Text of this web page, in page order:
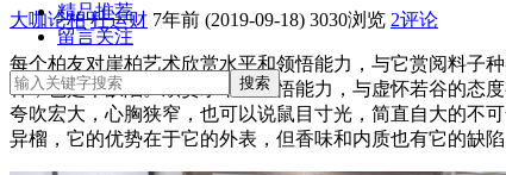
精品推荐
留言关注
大咖论柏 杜运财 7年前 (2019-09-18) 3030浏览 2评论
每个柏友对崖柏艺术欣赏水平和领悟能力，与它赏阅料子
种，也是个缺陷。欣赏水平和领悟能力，与虚怀若谷的态
夸吹宏大，心胸狭窄，也可以说鼠目寸光，简直自大的不
异榴，它的优势在于它的外表，但香味和内质也有它的缺陷